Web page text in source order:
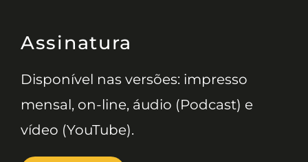
Assinatura
Disponível nas versões: impresso
mensal, on-line, áudio (Podcast) e
vídeo (YouTube).